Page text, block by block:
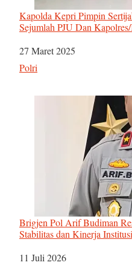
Kapolda Kepri Pimpin
Sejumlah PJU Dan
Tanggal
27 Maret 2025
Sehubungan dengan
Polri
Brigjen Pol Arif Budiman
Stabilitas dan Kinerja Institusi
Tanggal
11 Juli 2026